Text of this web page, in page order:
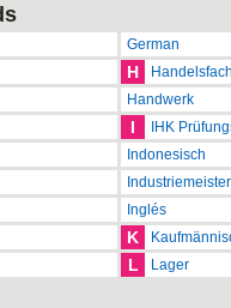
German
H
Handwerk
I
IHK
Indonesisch
Industriemeister
Inglés
K
L Lager